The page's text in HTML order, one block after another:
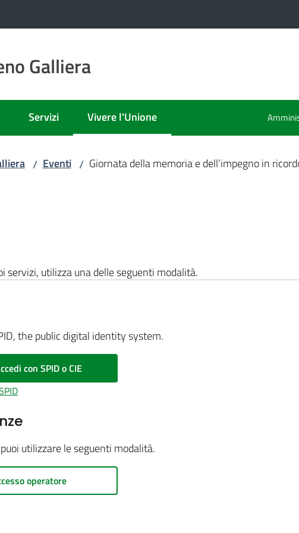
Galliera
Servizi Vivere l'Unione
Menu selezionato
/ Eventi / Giornata della memoria e dell’impegno in
servizi, utilizza una delle seguenti modalità.
the public digital identity system.
con SPID o CIE
utilizzare le seguenti modalità.
operatore